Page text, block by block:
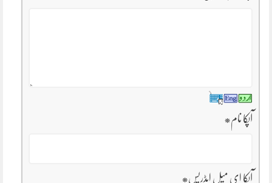
آپکا نام*
آپکا ای میل ایڈریس*